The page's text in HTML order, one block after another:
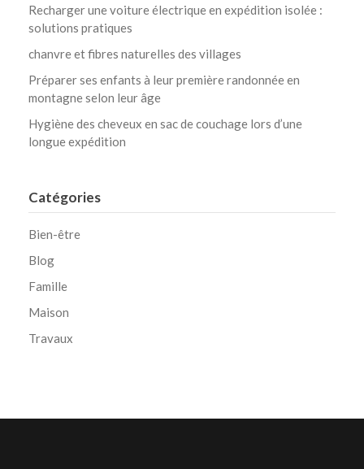
Recharger une voiture électrique en expédition isolée :
solutions pratiques
chanvre et fibres naturelles des villages
Préparer ses enfants à leur première randonnée en
montagne selon leur âge
Hygiène des cheveux en sac de couchage lors d’une
longue expédition
Catégories
Bien-être
Blog
Famille
Maison
Travaux